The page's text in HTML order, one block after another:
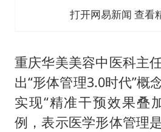
打开网易新闻 查看
重庆华美美容中医科主
出“形体管理3.0时代”概
实现“精准干预效果叠
例，表示医学形体管理